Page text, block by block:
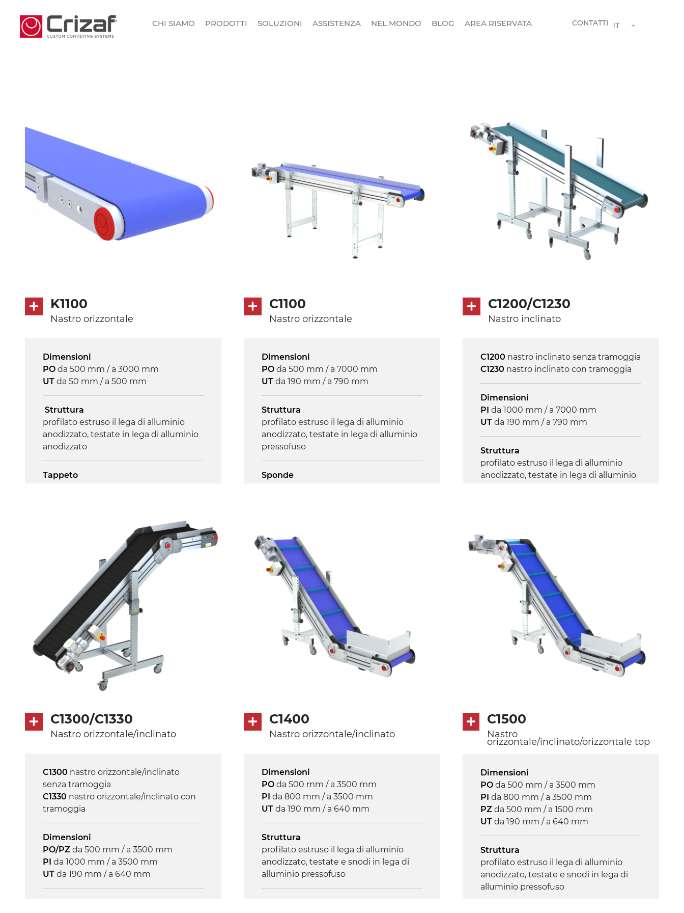
CHI SIAMO PRODOTTI SOLUZIONI ASSISTENZA NEL MONDO BLOG AREA RISERVATA CONTATTI IT
K1100
Nastro orizzontale
Dimensioni
PO da 500 mm / a 3000 mm
UT da 50 mm / a 500 mm
Struttura
profilato estruso il lega di alluminio
anodizzato, testate in lega di alluminio
anodizzato
Tappeto
diretta in traino (lato sinistro), motore
asincrono trifase multi tensione
230/400Vac-50Hz-3F
4.5 m/minuto
C1100
Nastro orizzontale
Dimensioni
PO da 500 mm / a 7000 mm
UT da 190 mm / a 790 mm
Struttura
profilato estruso il lega di alluminio
anodizzato, testate in lega di alluminio
pressofuso
Sponde
cannocchiali in lega di alluminio
pressofuso, gambe in tubolare in
metallo zincato, piedini di livellamento
Tappeto
PU superficie blue opaco
Trasmissione
diretta in traino (lato sinistro), motore
asincrono trifase multi tensione
3.4 m/minuto
Controllo
C1200/C1230
Nastro inclinato
C1200 nastro inclinato senza tramoggia
C1230 nastro inclinato con tramoggia
Dimensioni
PIda 1000 mm / a 7000 mm
UTda 190 mm / a 790 mm
Struttura
profilato estruso il lega di alluminio
anodizzato, testate in lega di alluminio
anodizzato
Supporti di sostegno
cannocchiali con cerniere in lega di
alluminio pressofuso, gambe in
tubolare in metallo zincato, ruote
pivottanti con/senza freno (2+2)
Tappeto
PVC superficie quadrangolare verde
asincrono trifase multi tensione
230/400Vac-50Hz-3F
3.4 m/minuto
Controllo
on/off, E-Stop, protezione termica
C1300/C1330
Nastro orizzontale/inclinato
C1300 nastro orizzontale/inclinato
senza tramoggia
C1330 nastro orizzontale/inclinato con
tramoggia
Dimensioni
PO/PZ da 500 mm / a 3500 mm
PI da 1000 mm / a 3500 mm
UT da 190 mm / a 640 mm
C1400
Nastro orizzontale/inclinato
Dimensioni
PO da 500 mm / a 3500 mm
PI da 800 mm / a 3500 mm
UT da 190 mm / a 640 mm
Struttura
profilato estruso il lega di alluminio
anodizzato, testate e snodi in lega di
alluminio pressofuso
C1500
Nastro
orizzontale/inclinato/orizzontale top
Dimensioni
POda 500 mm / a 3500 mm
PIda 800 mm / a 3500 mm
PZda 500 mm / a 1500 mm
UTda 190 mm / a 640 mm
Struttura
profilato estruso il lega di alluminio
anodizzato, testate e snodi in lega di
alluminio pressofuso